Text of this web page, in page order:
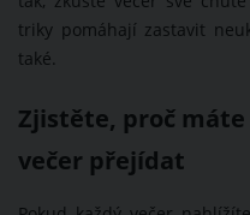
triky pomáhají zastavit
také.
Zjistěte, proč
večer přejídat